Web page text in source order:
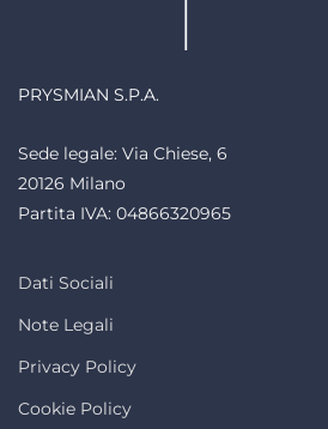
PRYSMIAN S.P.A.
Sede legale: Via Chiese, 6
20126 Milano
Partita IVA: 04866320965
Dati Sociali
Note Legali
Privacy Policy
Cookie Policy